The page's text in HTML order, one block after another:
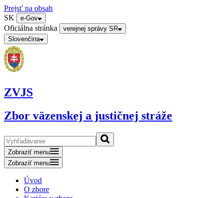
Prejsť na obsah
SK
e-Gov
Oficiálna stránka
verejnej správy SR
Slovenčina
ZVJS
Zbor väzenskej a justičnej stráže
Zobraziť menu
Zobraziť menu
Úvod
O zbore